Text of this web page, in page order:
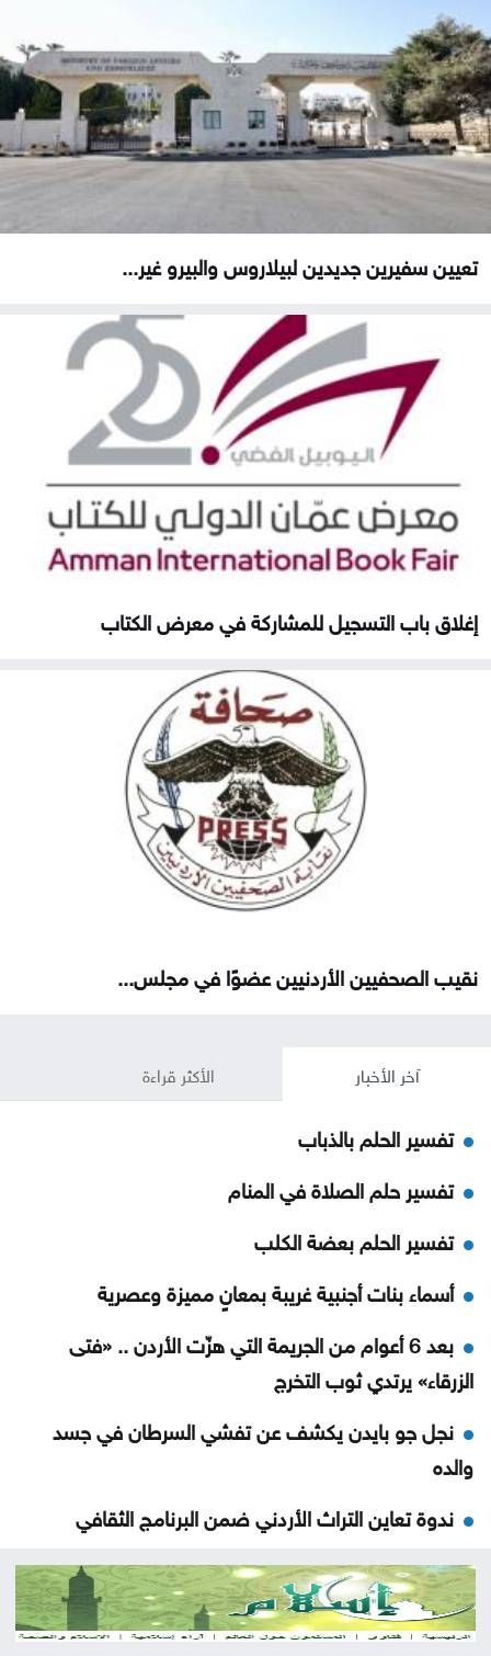
تعيين سفيرين جديدين لبيلاروس والبيرو غير...
إغلاق باب التسجيل للمشاركة في معرض الكتاب
نقيب الصحفيين الأردنيين عضوًا في مجلس...
آخر الأخبار الأكثر قراءة
تفسير الحلم بالذباب
تفسير حلم الصلاة في المنام
تفسير الحلم بعضة الكلب
أسماء بنات أجنبية غريبة بمعانٍ مميزة وعصرية
بعد 6 أعوام من الجريمة التي هزّت الأردن .. «فتى
الزرقاء» يرتدي ثوب التخرج
نجل جو بايدن يكشف عن تفشي السرطان في جسد
والده
ندوة تعاين التراث الأردني ضمن البرنامج الثقافي
مستوطنون يهاجمون مسجدا بالضفة والجيش يعتقل 7
فلسطينيين